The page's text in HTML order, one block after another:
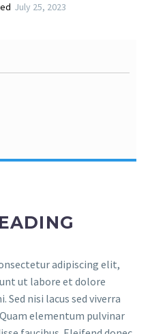
July 25, 2023
adipiscing elit,
ut labore et dolore
Sed nisi lacus sed viverra
elementum pulvinar